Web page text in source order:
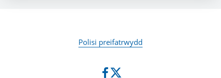
Polisi preifatrwydd